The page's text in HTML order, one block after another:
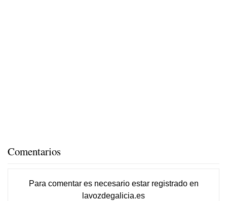
Comentarios
Para comentar es necesario estar registradoen
lavozdegalicia.es